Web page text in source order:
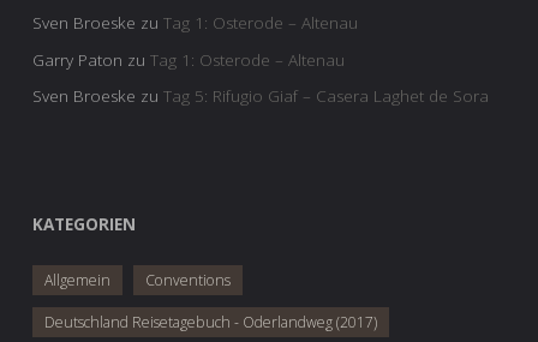
Sven Broeske zu Tag 1: Osterode – Altenau
Garry Paton zu Tag 1: Osterode – Altenau
Sven Broeske zu Tag 5: Rifugio Giaf – Casera Laghet de Sora
KATEGORIEN
Allgemein Conventions
Deutschland Reisetagebuch - Oderlandweg (2017)